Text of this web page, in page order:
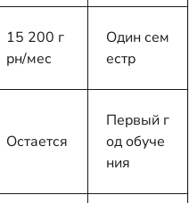
15 200 г
рн/мес
Один сем
естр
Остается
Первый г
од обуче
ния